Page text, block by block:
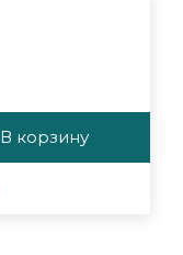
В корзину